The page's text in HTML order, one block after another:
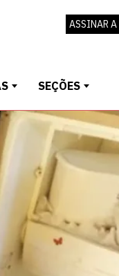
ASSINAR
SEÇÕES